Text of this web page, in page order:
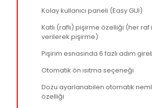
Kolay kullanıcı paneli (Easy GUI)
Katlı (raflı) pişirme özelliği (her raf
verilerek pişirme)
Pişirim esnasında 6 fazlı adım
Otomatik ön ısıtma seçeneği
Dozu ayarlanabilen otomatik
özelliği